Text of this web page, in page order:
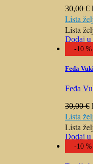
30,00€
Lista
Lista
Dodaj u
-10 %
Feđa
Feđa
30,00€
Lista
Lista
Dodaj u
-10 %